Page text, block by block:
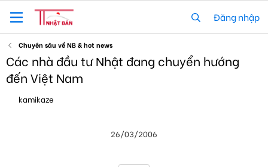
Đăng nhập
Chuyên sâu về NB & hot news
Các nhà đầu tư Nhật đang chuyển hướng
đến Việt Nam
hkamikaze
26/03/2006